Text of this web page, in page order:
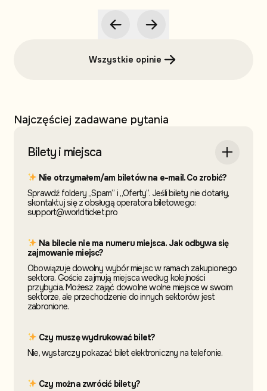
Wszystkie opinie
Najczęściej zadawane pytania
Bilety i miejsca
Nie otrzymałem/am biletów na e-mail. Co zrobić?
Sprawdź foldery „Spam” i „Oferty”. Jeśli bilety nie dotarły,
skontaktuj się z obsługą operatora biletowego:
support@worldticket.pro
Na bilecie nie ma numeru miejsca. Jak odbywa się
zajmowanie miejsc?
Obowiązuje dowolny wybór miejsc w ramach zakupionego
sektora. Goście zajmują miejsca według kolejności
przybycia. Możesz zająć dowolne wolne miejsce w swoim
sektorze, ale przechodzenie do innych sektorów jest
zabronione.
Czy muszę wydrukować bilet?
Nie, wystarczy pokazać bilet elektroniczny na telefonie.
Czy można zwrócić bilety?